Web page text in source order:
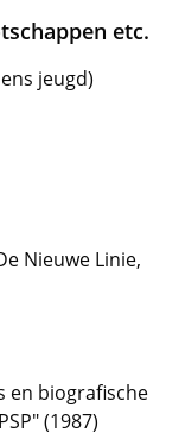
etc.
jeugd)
Nieuwe Linie,
en biografische
(1987)